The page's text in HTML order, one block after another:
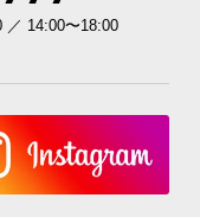
／ 14:00〜18:00